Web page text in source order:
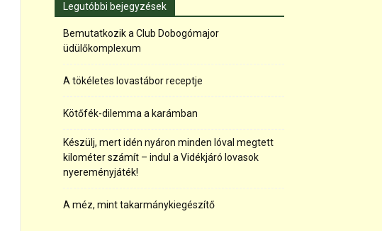
Legutóbbi bejegyzések
Bemutatkozik a Club Dobogómajor
üdülőkomplexum
A tökéletes lovastábor receptje
Kötőfék-dilemma a karámban
Készülj, mert idén nyáron minden lóval megtett
kilométer számít – indul a Vidékjáró lovasok
nyereményjáték!
A méz, mint takarmánykiegészítő